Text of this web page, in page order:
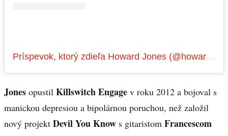
Príspevok, ktorý zdieľa Howard Jones (@howard_jones_music)
Jones opustil Killswitch Engage v roku 2012 a bojoval s
manickou depresiou a bipolárnou poruchou, než založil
nový projekt Devil You Know s gitaristom Francescom